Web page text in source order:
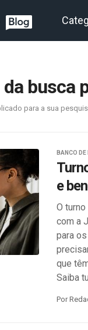
busca
para a sua
BANCO DE
e
O
com a
para
que
Saiba
Por